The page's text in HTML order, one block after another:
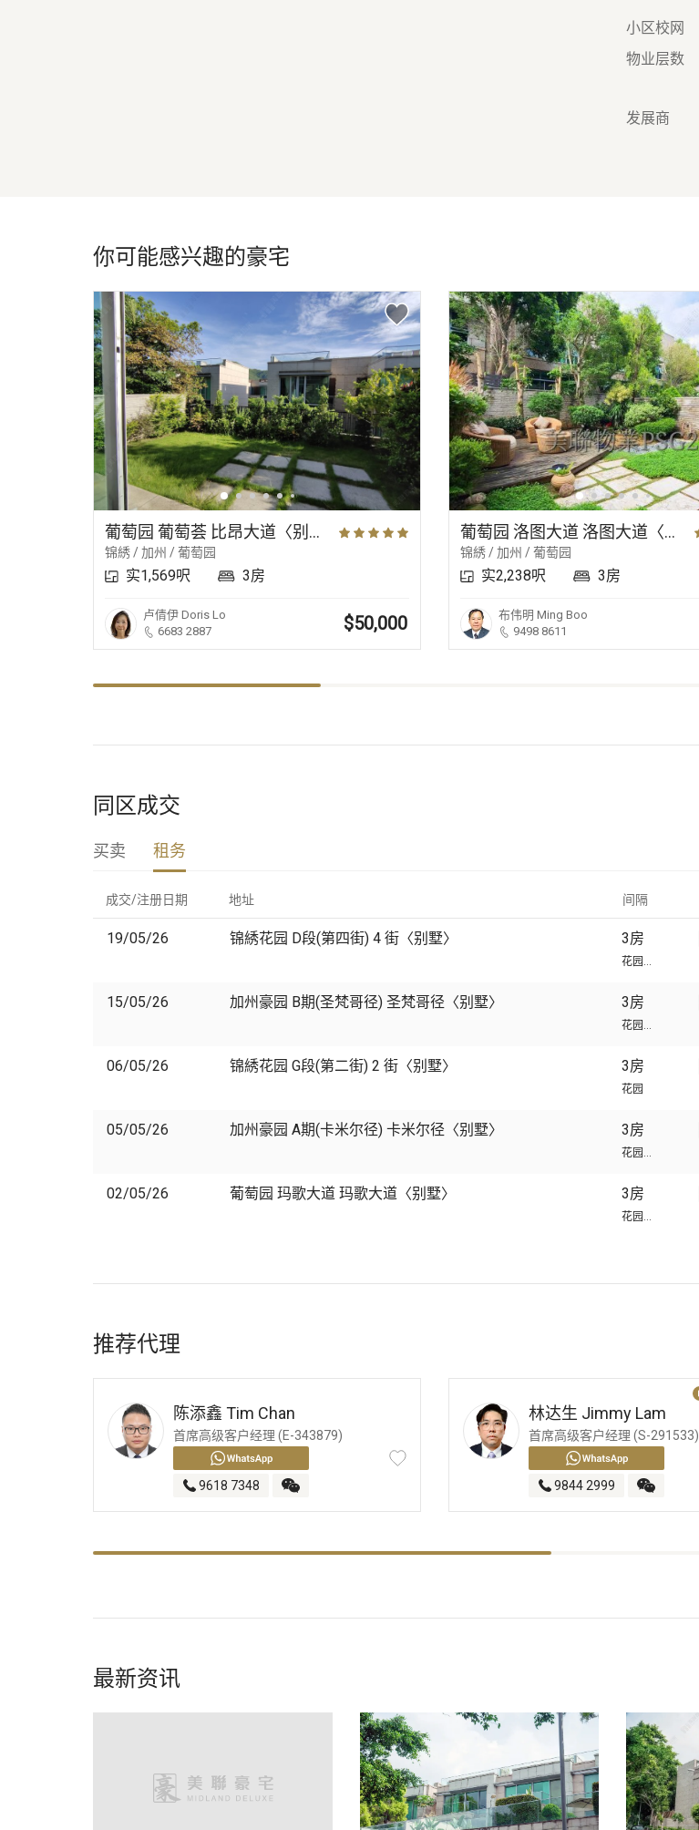
小区校网
物业层数
发展商
你可能感兴趣的豪宅
葡萄园 葡萄荟 比昂大道〈别墅〉
锦綉 / 加州 / 葡萄园
实1,569呎 3房
卢倩伊 Doris Lo
6683 2887
$50,000
葡萄园 洛图大道 洛图大道〈别墅〉
锦綉 / 加州 / 葡萄园
实2,238呎 3房
布伟明 Ming Boo
9498 8611
同区成交
买卖 租务
成交/注册日期 地址 间隔
19/05/26 锦綉花园 D段(第四街) 4 街〈别墅〉
花园...
3房
15/05/26 加州豪园 B期(圣梵哥径) 圣梵哥径〈别墅〉
花园...
3房
06/05/26 锦綉花园 G段(第二街) 2 街〈别墅〉
花园
3房
05/05/26 加州豪园 A期(卡米尔径) 卡米尔径〈别墅〉
花园...
3房
02/05/26 葡萄园 玛歌大道 玛歌大道〈别墅〉
花园...
3房
推荐代理
陈添鑫 Tim Chan
首席高级客户经理 (E-343879)
9618 7348
林达生 Jimmy Lam
首席高级客户经理 (S-291533)
9844 2999
最新资讯